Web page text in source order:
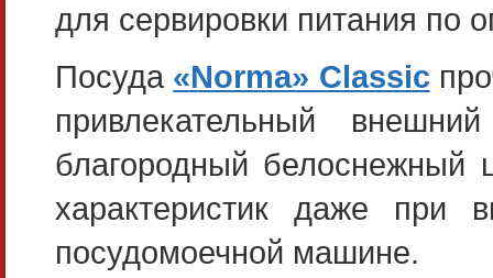
для сервировки питания по
Посуда «Norma» Classic
привлекательный
благородный белоснежный
характеристик даже при
посудомоечной машине.